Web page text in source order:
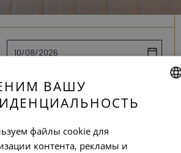
ВАШУ
файлы cookie для
контента, рекламы и